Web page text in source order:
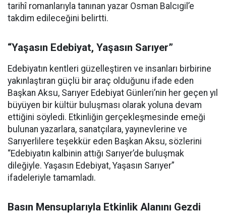
tarihî romanlarıyla tanınan yazar Osman Balcıgil’e
takdim edileceğini belirtti.
“Yaşasın Edebiyat, Yaşasın Sarıyer”
Edebiyatın kentleri güzelleştiren ve insanları birbirine
yakınlaştıran güçlü bir araç olduğunu ifade eden
Başkan Aksu, Sarıyer Edebiyat Günleri’nin her geçen yıl
büyüyen bir kültür buluşması olarak yoluna devam
ettiğini söyledi. Etkinliğin gerçekleşmesinde emeği
bulunan yazarlara, sanatçılara, yayınevlerine ve
Sarıyerlilere teşekkür eden Başkan Aksu, sözlerini
“Edebiyatın kalbinin attığı Sarıyer’de buluşmak
dileğiyle. Yaşasın Edebiyat, Yaşasın Sarıyer”
ifadeleriyle tamamladı.
Basın Mensuplarıyla Etkinlik Alanını Gezdi